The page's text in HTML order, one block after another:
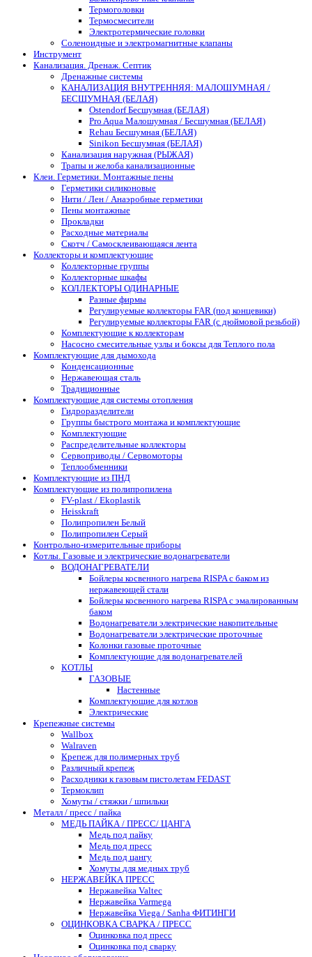
Термоголовки
Термосмесители
Электротермические головки
Соленоидные и электромагнитные клапаны
Инструмент
Канализация. Дренаж. Септик
Дренажные системы
КАНАЛИЗАЦИЯ ВНУТРЕННЯЯ: МАЛОШУМНАЯ /
БЕСШУМНАЯ (БЕЛАЯ)
Ostendorf Бесшумная (БЕЛАЯ)
Pro Aqua Малошумная / Бесшумная (БЕЛАЯ)
Rehau Бесшумная (БЕЛАЯ)
Sinikon Бесшумная (БЕЛАЯ)
Канализация наружная (РЫЖАЯ)
Трапы и желоба канализационные
Клеи. Герметики. Монтажные пены
Герметики силиконовые
Нити / Лен / Анаэробные герметики
Пены монтажные
Прокладки
Расходные материалы
Скотч / Самосклеивающаяся лента
Коллекторы и комплектующие
Коллекторные группы
Коллекторные шкафы
КОЛЛЕКТОРЫ ОДИНАРНЫЕ
Разные фирмы
Регулируемые коллекторы FAR (под концевики)
Регулируемые коллекторы FAR (с дюймовой резьбой)
Комплектующие к коллекторам
Насосно смесительные узлы и боксы для Теплого пола
Комплектующие для дымохода
Конденсационные
Нержавеющая сталь
Традиционные
Комплектующие для системы отопления
Гидроразделители
Группы быстрого монтажа и комплектующие
Комплектующие
Распределительные коллекторы
Сервоприводы / Сервомоторы
Теплообменники
Комплектующие из ПНД
Комплектующие из полипропилена
FV-plast / Ekoplastik
Heisskraft
Полипропилен Белый
Полипропилен Серый
Контрольно-измерительные приборы
Котлы. Газовые и электрические водонагреватели
ВОДОНАГРЕВАТЕЛИ
Бойлеры косвенного нагрева RISPA с баком из
нержавеющей стали
Бойлеры косвенного нагрева RISPA с эмалированным
баком
Водонагреватели электрические накопительные
Водонагреватели электрические проточные
Колонки газовые проточные
Комплектующие для водонагревателей
КОТЛЫ
ГАЗОВЫЕ
Настенные
Комплектующие для котлов
Электрические
Крепежные системы
Wallbox
Walraven
Крепеж для полимерных труб
Различный крепеж
Расходники к газовым пистолетам FEDAST
Термоклип
Хомуты / стяжки / шпильки
Металл / пресс / пайка
МЕДЬ ПАЙКА / ПРЕСС/ ЦАНГА
Медь под пайку
Медь под пресс
Медь под цангу
Хомуты для медных труб
НЕРЖАВЕЙКА ПРЕСС
Нержавейка Valtec
Нержавейка Varmega
Нержавейка Viega / Sanha ФИТИНГИ
ОЦИНКОВКА СВАРКА / ПРЕСС
Оцинковка под пресс
Оцинковка под сварку